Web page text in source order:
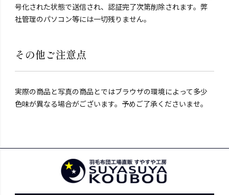
号化された状態で送信され、認証完了次第削除されます。弊
社管理のパソコン等には一切残りません。
その他ご注意点
実際の商品と写真の商品とではブラウザの環境によって多少
色味が異なる場合がございます。予めご了承くださいませ。